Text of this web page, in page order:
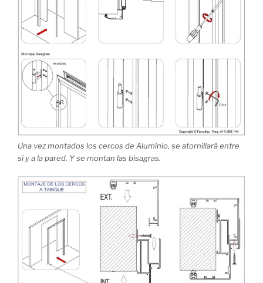
Una vez montados los cercos de Aluminio, se atornillará entre
sí y a la pared. Y se montan las bisagras.